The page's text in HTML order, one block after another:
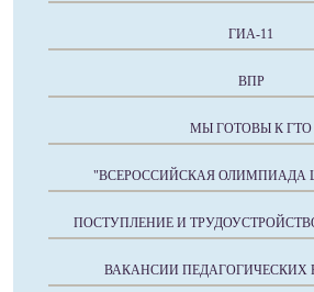
ГИА-11
ВПР
МЫ ГОТОВЫ К ГТО
"ВСЕРОССИЙСКАЯ ОЛИМПИАДА
ПОСТУПЛЕНИЕ И
ВАКАНСИИ ПЕДАГОГИЧЕСКИХ